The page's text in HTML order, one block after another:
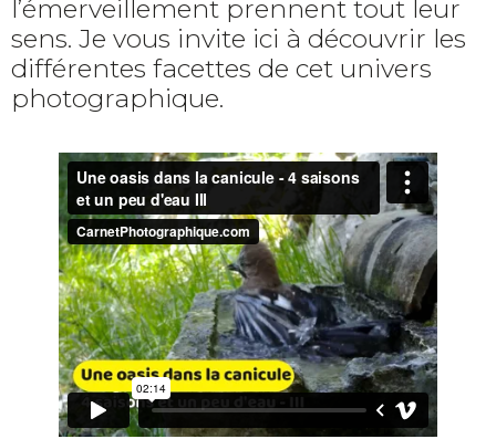
l’émerveillement prennent tout leur
sens. Je vous invite ici à découvrir les
différentes facettes de cet univers
photographique.